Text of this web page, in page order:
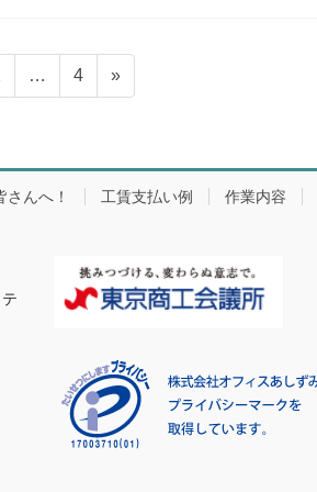
…
固
定
ジ
4 »
んへ！ 工賃支払い例 作業内容